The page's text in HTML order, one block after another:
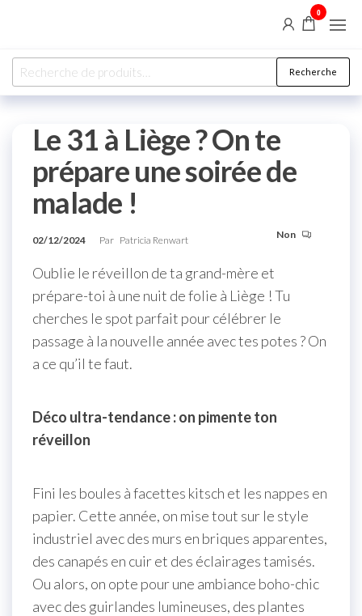
contenu
0
Recherche
pour :
Recherche
Le 31 à Liège ? On te
prépare une soirée de
malade !
02/12/2024 Par Patricia Renwart Non
Oublie le réveillon de ta grand-mère et
prépare-toi à une nuit de folie à Liège ! Tu
cherches le spot parfait pour célébrer le
passage à la nouvelle année avec tes potes ? On
a ce qu’il te faut.
Déco ultra-tendance : on pimente ton
réveillon
Fini les boules à facettes kitsch et les nappes en
papier. Cette année, on mise tout sur le style
industriel avec des murs en briques apparentes,
des canapés en cuir et des éclairages tamisés.
Ou alors, on opte pour une ambiance boho-chic
avec des guirlandes lumineuses, des plantes